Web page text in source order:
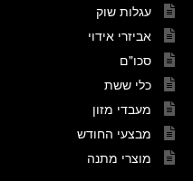
עגלות שוק
אביזרי אידוי
סכו"ם
כלי ששת
מעבדי מזון
מבצעי החודש
מוצרי מתנה